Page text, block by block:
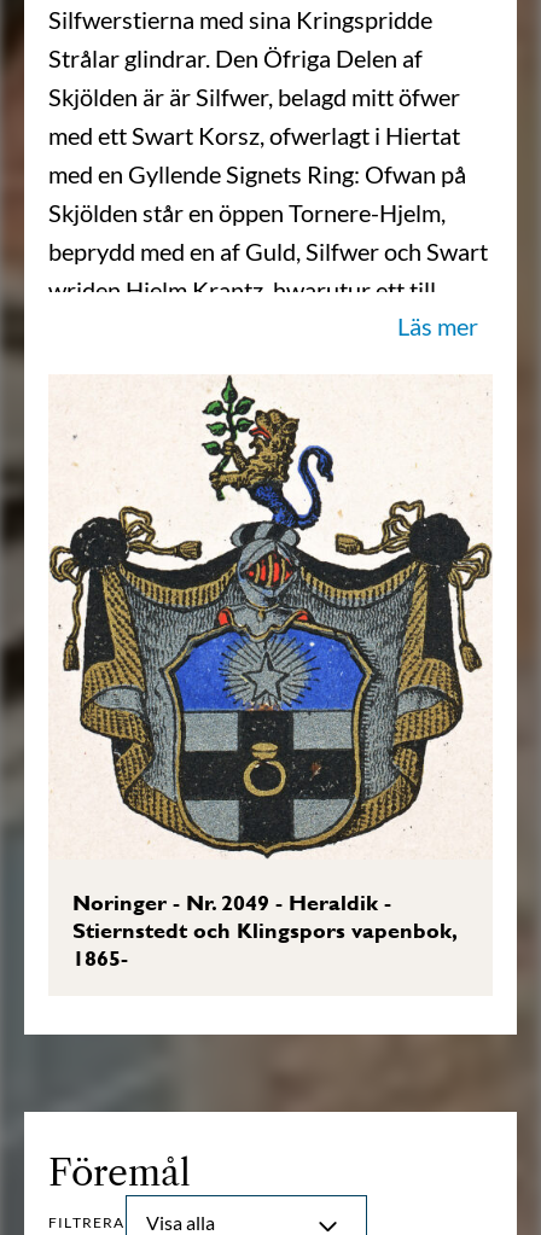
Silfwerstierna med sina Kringspridde
Strålar glindrar. Den Öfriga Delen af
Skjölden är är Silfwer, belagd mitt öfwer
med ett Swart Korsz, ofwerlagt i Hiertat
med en Gyllende Signets Ring: Ofwan på
Skjölden står en öppen Tornere-Hjelm,
beprydd med en af Guld, Silfwer och Swart
wriden Hjelm Krantz, hwarutur ett till
Höger sig wändande och Genbandewjs
Guld och Swart skiftande Leyon till Hälften
upstiger, hållande i Högra Ramen en Grön
Lindegren. Hjelmtäcket är Swart, fodrat
med Silfwer, Kantat och upbundit med
Gyllende Frantsar och Tofsade Snören.
Aldeles som det samma med sina rätta och
egenteliga Färgor här hos afmålat finnes.”
Sköldebrevet i original, Nordiska museet.
Transkription: Göran Mörner, 2017-11-
Läs mer
Noringer - Nr. 2049 - Heraldik -
Stiernstedt och Klingspors vapenbok,
1865-
Föremål
FILTRERA Visa alla